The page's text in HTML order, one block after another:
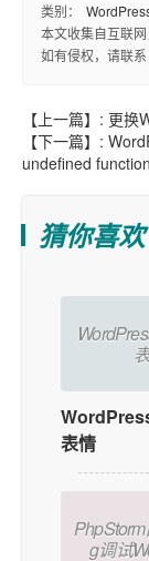
类别：
本文收集自互联网
如有侵权，请联
【上一篇】: 更换
【下一篇】:
undefined
猜你喜欢
表情
g调试